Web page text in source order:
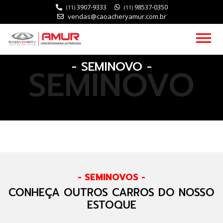
(11)3907-9333 (11)98537-0350
vendas@caoacheryamur.com.br
- SEMINOVO -
SEMINOVO
- SEMINOVOS -
CONHEÇA OUTROS CARROS DO NOSSO
ESTOQUE